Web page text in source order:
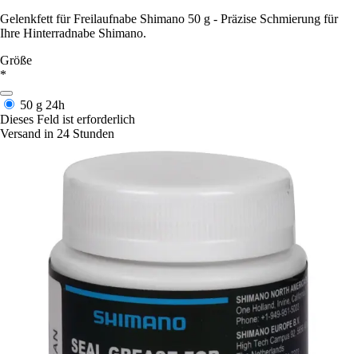
Gelenkfett für Freilaufnabe Shimano 50 g - Präzise Schmierung für
Ihre Hinterradnabe Shimano.
Größe
*
50 g 24h
Dieses Feld ist erforderlich
Versand in 24 Stunden